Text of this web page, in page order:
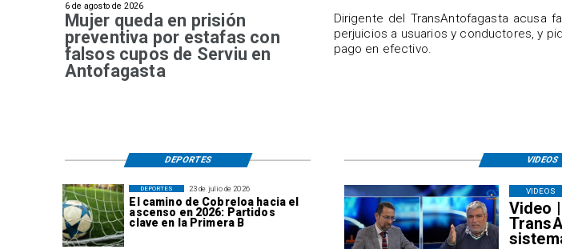
​Dirigente del TransAntofagasta acusa
perjuicios a usuarios y conductores, y
pago en efectivo.
6 de agosto de 2026
Mujer queda en prisión
preventiva por estafas con
falsos cupos de Serviu en
Antofagasta
23 de julio de 2026
El camino de Cobreloa hacia el
ascenso en 2026: Partidos
clave en la Primera B
DEPORTES
Video
VIDEOS
VIDEOS
DEPORTES